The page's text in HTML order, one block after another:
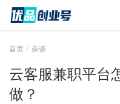
首页 杂谈
云客服兼职平台
做？